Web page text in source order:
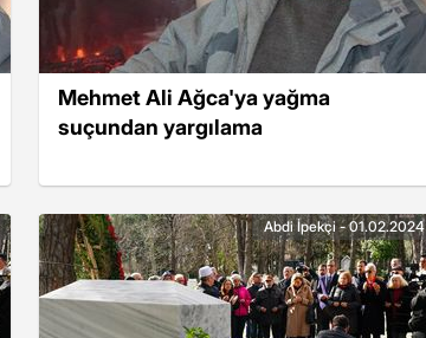
Mehmet Ali Ağca'ya yağma
suçundan yargılama
Abdi İpekçi - 01.02.2024